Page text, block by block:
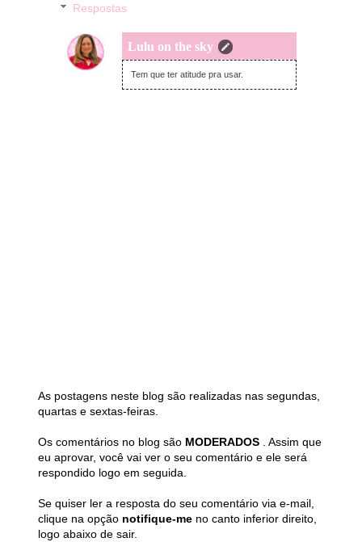
Respostas
Lulu on the sky
quarta-feira, julho 15, 2020
Tem que ter atitude pra usar.
As postagens neste blog são realizadas nas segundas,
quartas e sextas-feiras.
Os comentários no blog são MODERADOS . Assim que
eu aprovar, você vai ver o seu comentário e ele será
respondido logo em seguida.
Se quiser ler a resposta do seu comentário via e-mail,
clique na opção notifique-me no canto inferior direito,
logo abaixo de sair.